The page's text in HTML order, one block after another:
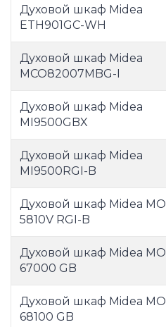
Духовой шкаф Midea
ETH901GC-WH
Духовой шкаф Midea
MCO82007MBG-I
Духовой шкаф Midea
MI9500GBX
Духовой шкаф Midea
MI9500RGI-B
Духовой шкаф Midea MO
5810V RGI-B
Духовой шкаф Midea MO
67000 GB
Духовой шкаф Midea MO
68100 GB